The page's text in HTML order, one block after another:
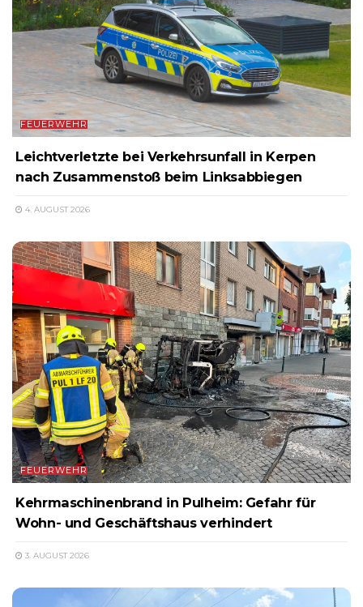
FEUERWEHR
Leichtverletzte bei Verkehrsunfall in Kerpen
nach Zusammenstoß beim Linksabbiegen
4. AUGUST 2026
FEUERWEHR
Kehrmaschinenbrand in Pulheim: Gefahr für
Wohn- und Geschäftshaus verhindert
3. AUGUST 2026